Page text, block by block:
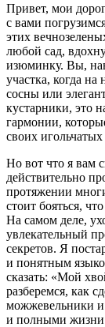
Привет, мои
с вами
этих
любой сад,
изюминку. Вы,
участка, когда
сосны или
кустарники, это
гармонии,
своих
Но вот что я вам
действительно
протяжении
стоит бояться,
На самом деле,
увлекательный
секретов. Я
и понятным
сказать: «Мой
разберемся, как
можжевельники и
и полными